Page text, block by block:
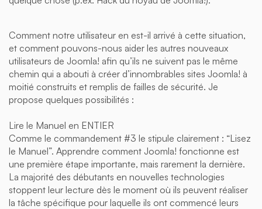
Comment notre utilisateur en est-il arrivé à cette situation,
et comment pouvons-nous aider les autres nouveaux
utilisateurs de Joomla! afin qu’ils ne suivent pas le même
chemin qui a abouti à créer d’innombrables sites Joomla! à
moitié construits et remplis de failles de sécurité. Je
propose quelques possibilités :
Lire le Manuel en ENTIER
Comme le commandement #3 le stipule clairement : “Lisez
le Manuel”. Apprendre comment Joomla! fonctionne est
une première étape importante, mais rarement la dernière.
La majorité des débutants en nouvelles technologies
stoppent leur lecture dès le moment où ils peuvent réaliser
la tâche spécifique pour laquelle ils ont commencé leurs